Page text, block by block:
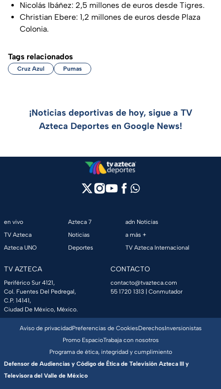
Nicolás Ibáñez: 2,5 millones de euros desde Tigres.
Christian Ebere: 1,2 millones de euros desde Plaza
Colonia.
Tags relacionados
Cruz Azul Pumas
¡Noticias deportivas de hoy, sigue a TV
Azteca Deportes en Google News!
en vivo
TV Azteca
Azteca UNO
Azteca 7
Noticias
Deportes
adn Noticias
a más +
TV Azteca Internacional
TV AZTECA
Periférico Sur 4121,
Col. Fuentes Del Pedregal,
C.P. 14141,
Ciudad De México, México.
CONTACTO
contacto@tvazteca.com
55 1720 1313 | Conmutador
Aviso de privacidadPreferencias de CookiesDerechosInversionistas
Promo EspacioTrabaja con nosotros
Programa de ética, integridad y cumplimiento
Defensor de Audiencias y Código de Ética de Televisión Azteca III y
Televisora del Valle de México